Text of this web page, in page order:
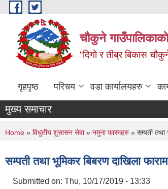
Skip to main content
चौकुने
“दिगो र तीब्र बिकास
गृहपृष्ठ परिचय वडा कार्यालयहरु
मुख्य समाचार
You are here
Home » विधुतीय शुसासन सेवा» नमुना फारमहरु » सम्पती तथा
सम्पती तथा भूमिकर बिबरण दाखिला फाराम
Submitted on: Thu, 10/17/2019 - 13:33